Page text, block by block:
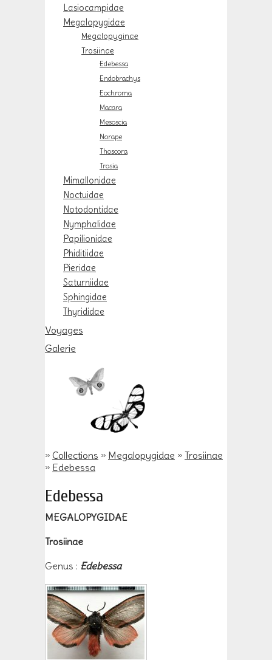
Lasiocampidae
Megalopygidae
Megalopyginae
Trosiinae
Edebessa
Endobrachys
Eochroma
Macara
Mesoscia
Norape
Thoscora
Trosia
Mimallonidae
Noctuidae
Notodontidae
Nymphalidae
Papilionidae
Phiditiidae
Pieridae
Saturniidae
Sphingidae
Thyrididae
Voyages
Galerie
» Collections » Megalopygidae » Trosiinae
» Edebessa
Edebessa
MEGALOPYGIDAE
Trosiinae
Genus : Edebessa